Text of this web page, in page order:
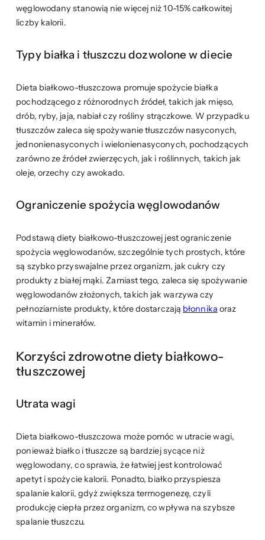
węglowodany stanowią nie więcej niż 10-15% całkowitej
liczby kalorii.
Typy białka i tłuszczu dozwolone w diecie
Dieta białkowo-tłuszczowa promuje spożycie białka
pochodzącego z różnorodnych źródeł, takich jak mięso,
drób, ryby, jaja, nabiał czy rośliny strączkowe. W przypadku
tłuszczów zaleca się spożywanie tłuszczów nasyconych,
jednonienasyconych i wielonienasyconych, pochodzących
zarówno ze źródeł zwierzęcych, jak i roślinnych, takich jak
oleje, orzechy czy awokado.
Ograniczenie spożycia węglowodanów
Podstawą diety białkowo-tłuszczowej jest ograniczenie
spożycia węglowodanów, szczególnie tych prostych, które
są szybko przyswajalne przez organizm, jak cukry czy
produkty z białej mąki. Zamiast tego, zaleca się spożywanie
węglowodanów złożonych, takich jak warzywa czy
pełnoziarniste produkty, które dostarczają błonnika oraz
witamin i minerałów.
Korzyści zdrowotne diety białkowo-
tłuszczowej
Utrata wagi
Dieta białkowo-tłuszczowa może pomóc w utracie wagi,
ponieważ białko i tłuszcze są bardziej sycące niż
węglowodany, co sprawia, że łatwiej jest kontrolować
apetyt i spożycie kalorii. Ponadto, białko przyspiesza
spalanie kalorii, gdyż zwiększa termogenezę, czyli
produkcję ciepła przez organizm, co wpływa na szybsze
spalanie tłuszczu.